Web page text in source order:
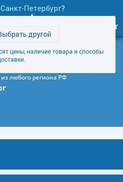
Санкт-Петербург?
другой
цены, наличие товара и способы
Личный кабинет
Петербурге (Карта)
любого региона РФ